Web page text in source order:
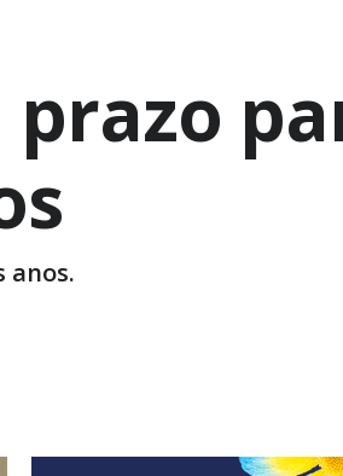
anos.